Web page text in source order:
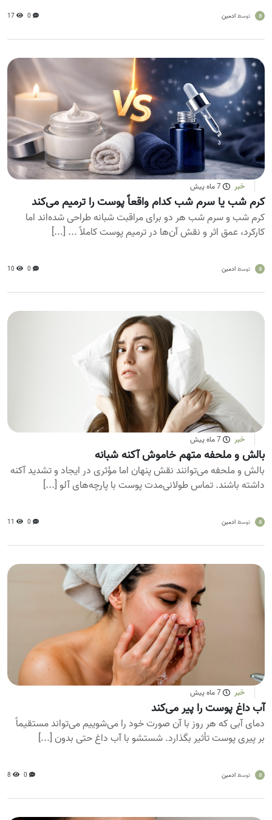
a توسط ادمین 0
17
خبر 7 ماه پیش
کرم شب یا سرم شب کدام واقعاً پوست را ترمیم می‌کند
کرم شب و سرم شب هر دو برای مراقبت شبانه طراحی شده‌اند اما
کارکرد، عمق اثر و نقش آن‌ها در ترمیم پوست کاملاً ... [...]
a توسط ادمین 0
10
خبر 7 ماه پیش
بالش و ملحفه متهم خاموش آکنه شبانه
بالش و ملحفه می‌توانند نقش پنهان اما مؤثری در ایجاد و تشدید آکنه
داشته باشند. تماس طولانی‌مدت پوست با پارچه‌های آلو [...]
a توسط ادمین 0
11
خبر 7 ماه پیش
آب داغ پوست را پیر می‌کند
دمای آبی که هر روز با آن صورت خود را می‌شوییم می‌تواند مستقیماً
بر پیری پوست تأثیر بگذارد. شستشو با آب داغ حتی بدون [...]
a توسط ادمین 0
8